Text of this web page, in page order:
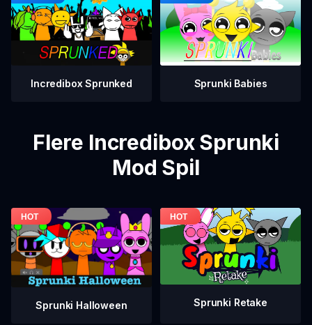
Incredibox Sprunked Sprunki Babies
Flere Incredibox Sprunki
Mod Spil
Sprunki Halloween Sprunki Retake